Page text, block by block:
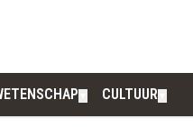
CULTUUR